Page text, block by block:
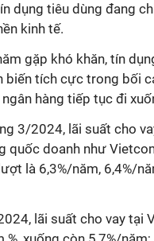
dụng tiêu dùng đang
kinh tế.
gặp khó khăn, tín
biến tích cực trong bối
hàng tiếp tục đi
3/2024, lãi suất cho
quốc doanh như
là 6,3%/năm, 6,4%/
lãi suất cho vay tại